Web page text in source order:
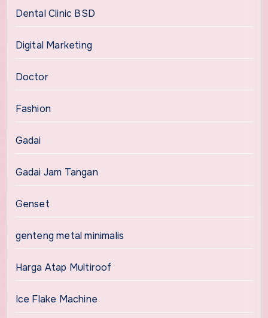
Dental Clinic BSD
Digital Marketing
Doctor
Fashion
Gadai
Gadai Jam Tangan
Genset
genteng metal minimalis
Harga Atap Multiroof
Ice Flake Machine